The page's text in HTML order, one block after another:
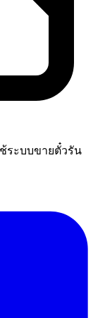
ระบบขายตั๋วรัน